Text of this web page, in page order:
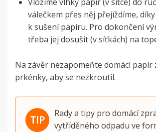
válečkem přes něj přejíždíme,
k sušení papíru. Pro dokončení
třeba jej dosušit (v síťkách) na
Na závěr nezapomeňte domácí papír
prkénky, aby se nezkroutil.
Rady a tipy pro domácí
vytříděného odpadu ve